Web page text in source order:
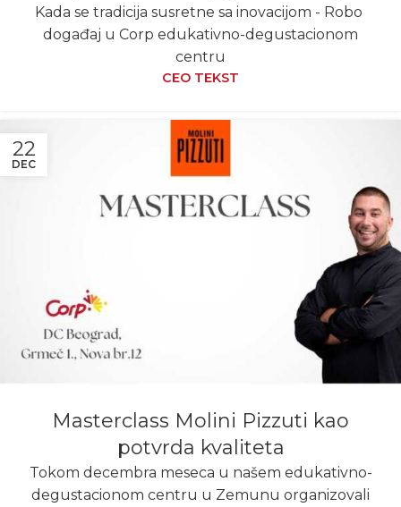
Kada se tradicija susretne sa inovacijom - Robo
događaj u Corp edukativno-degustacionom
centru
CEO TEKST
22
DEC
Masterclass Molini Pizzuti kao
potvrda kvaliteta
Tokom decembra meseca u našem edukativno-
degustacionom centru u Zemunu organizovali